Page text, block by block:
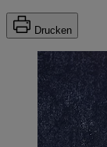
Drucken